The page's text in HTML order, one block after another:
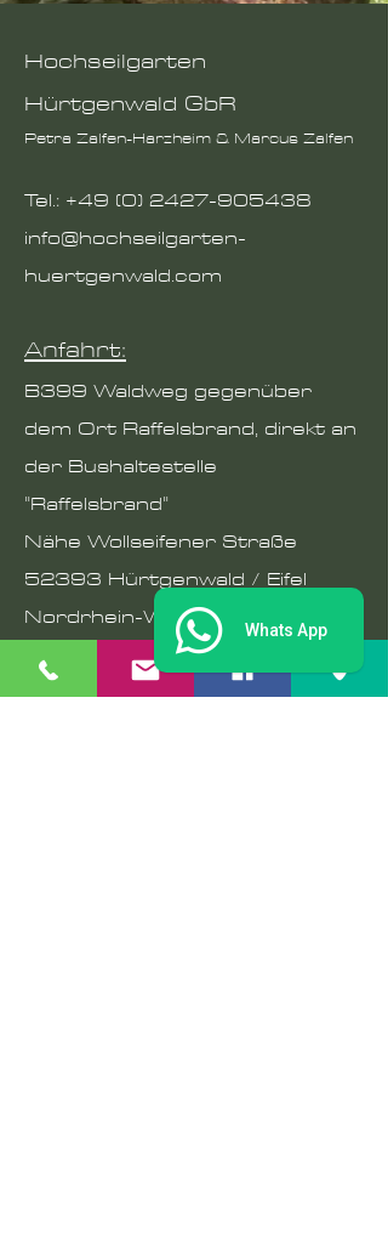
Hochseilgarten
Hürtgenwald GbR
Petra Zalfen-Harzheim & Marcus Zalfen
Tel.: +49 (0)2427-905438
info@hochseilgarten-
huertgenwald.com
Anfahrt:
B399 Waldweg gegenüber
dem Ort Raffelsbrand, direkt an
der Bushaltestelle
"Raffelsbrand"
Nähe Wollseifener Straße
52393 Hürtgenwald / Eifel
Nordrhein-Westfalen
GPS:50.665786.34296
Whats App